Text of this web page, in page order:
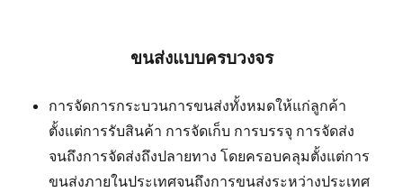
ขนส่งแบบครบวงจร
การจัดการกระบวนการขนส่งทั้งหมดให้แก่ลูกค้า
ตั้งแต่การรับสินค้า การจัดเก็บ การบรรจุ การจัดส่ง
จนถึงการจัดส่งถึงปลายทาง โดยครอบคลุมตั้งแต่การ
ขนส่งภายในประเทศจนถึงการขนส่งระหว่างประเทศ